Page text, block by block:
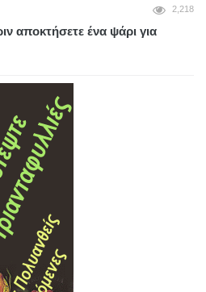
2,218
αποκτήσετε ένα ψάρι για